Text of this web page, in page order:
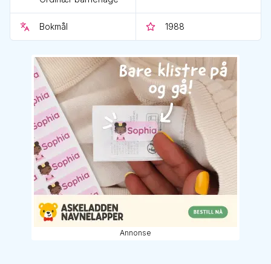
Bokmål 1988
Annonse